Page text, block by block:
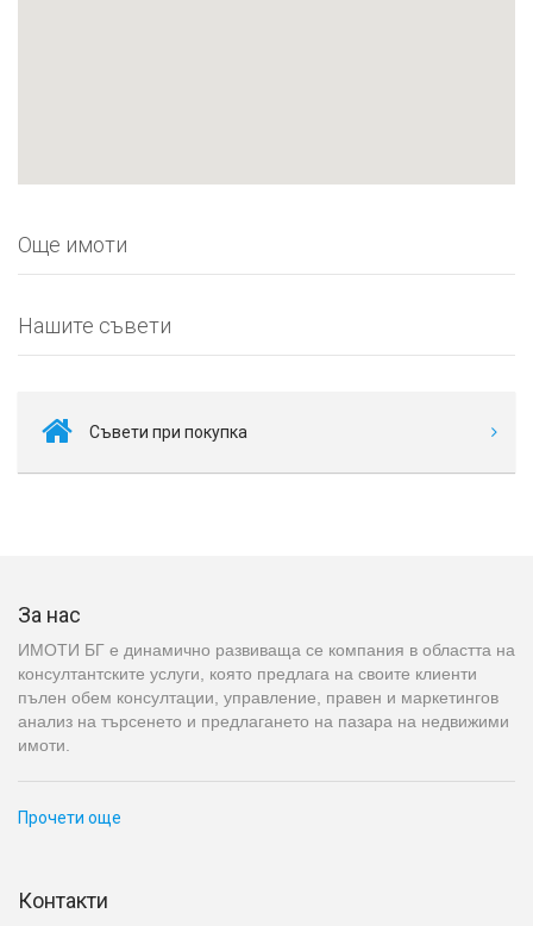
Още имоти
Нашите съвети
Съвети при покупка
За нас
ИМОТИ БГ е динамично развиваща се компания в областта на
консултантските услуги, която предлага на своите клиенти
пълен обем консултации, управление, правен и маркетингов
анализ на търсенето и предлагането на пазара на недвижими
имоти.
Прочети още
Контакти